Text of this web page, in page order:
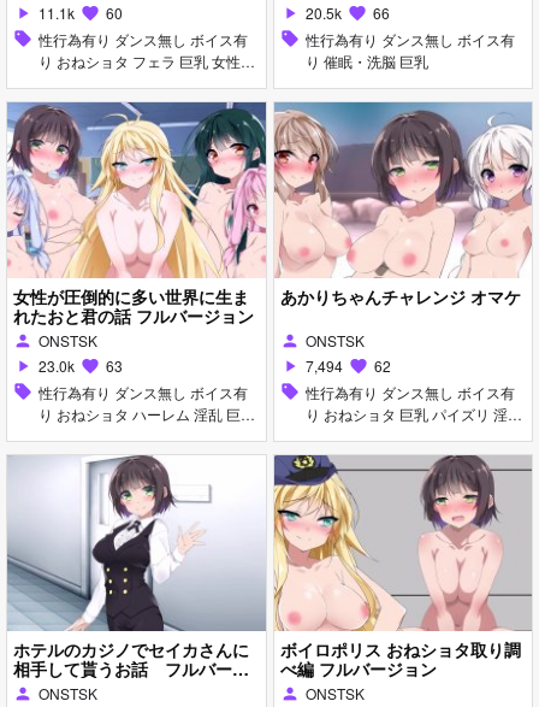
play_arrow 11.1k favorite 60
sell 性行為有り ダンス無し ボイス有
り おねショタ フェラ 巨乳 女性上
位
play_arrow 20.5k favorite 66
sell 性行為有り ダンス無し ボイス有
り 催眠・洗脳 巨乳
女性が圧倒的に多い世界に生ま
れたおと君の話 フルバージョン
person ONSTSK
play_arrow 23.0k favorite 63
sell 性行為有り ダンス無し ボイス有
り おねショタ ハーレム 淫乱 巨乳
あかりちゃんチャレンジ オマケ
person ONSTSK
play_arrow 7,494 favorite 62
sell 性行為有り ダンス無し ボイス有
り おねショタ 巨乳 パイズリ 淫乱
ホテルのカジノでセイカさんに
相手して貰うお話 フルバージ
ョン
person ONSTSK
ボイロポリス おねショタ取り調
べ編 フルバージョン
person ONSTSK